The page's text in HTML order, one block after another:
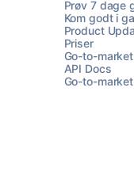
Prøv 7 dage
Kom godt i
Product
Priser
Go-to-
API Docs
Go-to-